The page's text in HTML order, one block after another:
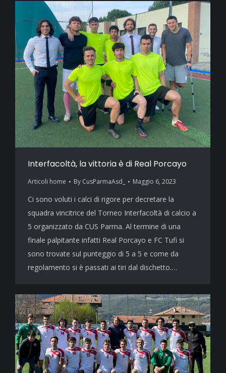
Interfacoltà, la vittoria è di Real Porcayo
Articoli home By CusParmaAsd_ Maggio 6, 2023
Ci sono voluti i calci di rigore per decretare la
squadra vincitrice del Torneo Interfacoltà di calcio a
5 organizzato da CUS Parma. Al termine di una
finale palpitante infatti Real Porcayo e FC Tufi si
sono trovate sul punteggio di 5 a 5 e come da
regolamento si è passati ai tiri dal dischetto.…